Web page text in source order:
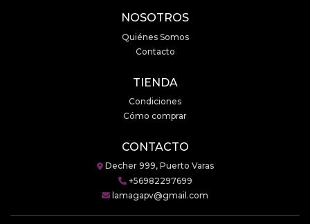
NOSOTROS
Quiénes Somos
Contacto
TIENDA
Condiciones
Cómo comprar
CONTACTO
Decher 999, Puerto Varas
+56982297699
lamagapv@gmail.com